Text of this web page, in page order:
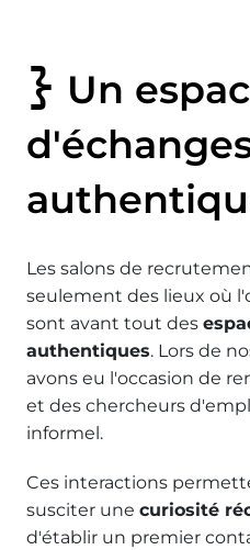
Un
Les salons de
seulement des lieux où
sont avant tout des
authentiques. Lors de
avons eu l'occasion de
et des chercheurs
informel.
Ces interactions
susciter une curiosité
d'établir un premier